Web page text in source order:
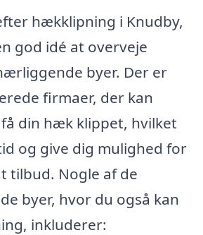
hækklipning i Knudby,
god idé at overveje
byer. Der er
firmaer, der kan
din hæk klippet, hvilket
og give dig mulighed for
tilbud. Nogle af de
byer, hvor du også kan
inkluderer: